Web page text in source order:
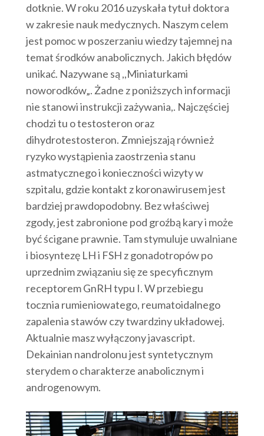
dotknie. W roku 2016 uzyskała tytuł doktora
w zakresie nauk medycznych. Naszym celem
jest pomoc w poszerzaniu wiedzy tajemnej na
temat środków anabolicznych. Jakich błędów
unikać. Nazywane są ,,Miniaturkami
noworodków„. Żadne z poniższych informacji
nie stanowi instrukcji zażywania,. Najczęściej
chodzi tu o testosteron oraz
dihydrotestosteron. Zmniejszają również
ryzyko wystąpienia zaostrzenia stanu
astmatycznego i konieczności wizyty w
szpitalu, gdzie kontakt z koronawirusem jest
bardziej prawdopodobny. Bez właściwej
zgody, jest zabronione pod groźbą kary i może
być ścigane prawnie. Tam stymuluje uwalniane
i biosyntezę LH i FSH z gonadotropów po
uprzednim związaniu się ze specyficznym
receptorem GnRH typu I. W przebiegu
tocznia rumieniowatego, reumatoidalnego
zapalenia stawów czy twardziny układowej.
Aktualnie masz wyłączony javascript.
Dekainian nandrolonu jest syntetycznym
sterydem o charakterze anabolicznym i
androgenowym.